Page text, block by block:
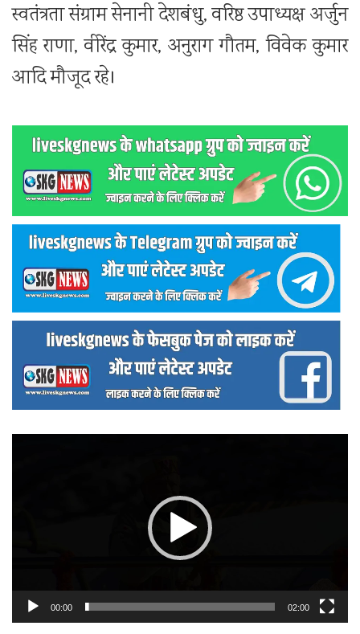
स्वतंत्रता संग्राम सेनानी देशबंधु, वरिष्ठ उपाध्यक्ष अर्जुन
सिंह राणा, वीरेंद्र कुमार, अनुराग गौतम, विवेक कुमार
आदि मौजूद रहे।
00:00 02:00